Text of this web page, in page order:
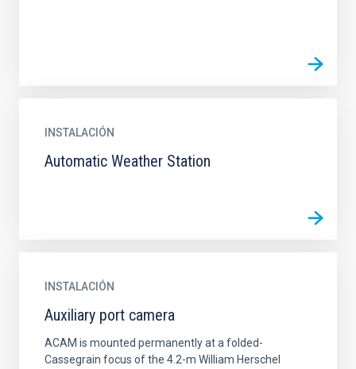
INSTALACIÓN
Automatic Weather Station
INSTALACIÓN
Auxiliary port camera
ACAM is mounted permanently at a folded-
Cassegrain focus of the 4.2-m William Herschel